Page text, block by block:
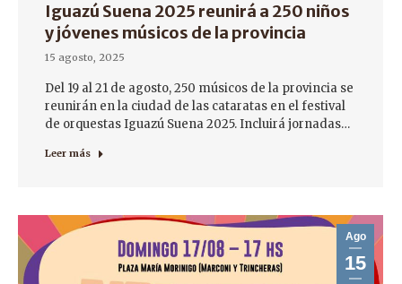
Iguazú Suena 2025 reunirá a 250 niños
y jóvenes músicos de la provincia
15 agosto, 2025
Del 19 al 21 de agosto, 250 músicos de la provincia se
reunirán en la ciudad de las cataratas en el festival
de orquestas Iguazú Suena 2025. Incluirá jornadas…
Leer más
Ago
15